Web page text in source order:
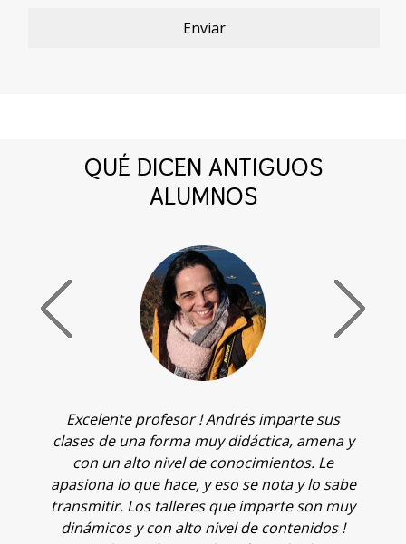
QUÉ DICEN ANTIGUOS
ALUMNOS
Excelente profesor ! Andrés imparte sus
clases de una forma muy didáctica, amena y
con un alto nivel de conocimientos. Le
apasiona lo que hace, y eso se nota y lo sabe
transmitir. Los talleres que imparte son muy
dinámicos y con alto nivel de contenidos !